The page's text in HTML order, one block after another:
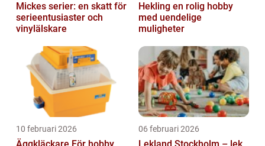
Mickes serier: en skatt för
serieentusiaster och
vinylälskare
Hekling en rolig hobby
med uendelige
muligheter
10 februari 2026 06 februari 2026